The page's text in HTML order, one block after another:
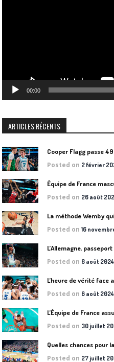
00:00
ARTICLES RÉCENTS
Cooper Flagg passe
Posted on 2 février
Équipe de France
Posted on 26 août
La méthode Wemby
Posted on16
L’Allemagne,
Posted on 8 août 2024
L’heure de vérité face
Posted on 6 août 2024
L’Équipe de France
Posted on 30 juillet
Quelles chances pour
Posted on 27 juillet